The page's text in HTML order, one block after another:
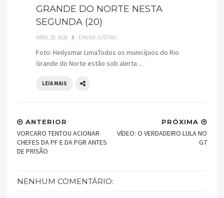
GRANDE DO NORTE NESTA
SEGUNDA (20)
ABRIL 20, 2026 X ERIVAN JUSTINO
Foto: Heilysmar LimaTodos os municípios do Rio
Grande do Norte estão sob alerta ...
LEIA MAIS
PRÓXIMA
VÍDEO: O VERDADEIRO LULA NO
G7
ANTERIOR
VORCARO TENTOU ACIONAR
CHEFES DA PF E DA PGR ANTES
DE PRISÃO
NENHUM COMENTÁRIO: